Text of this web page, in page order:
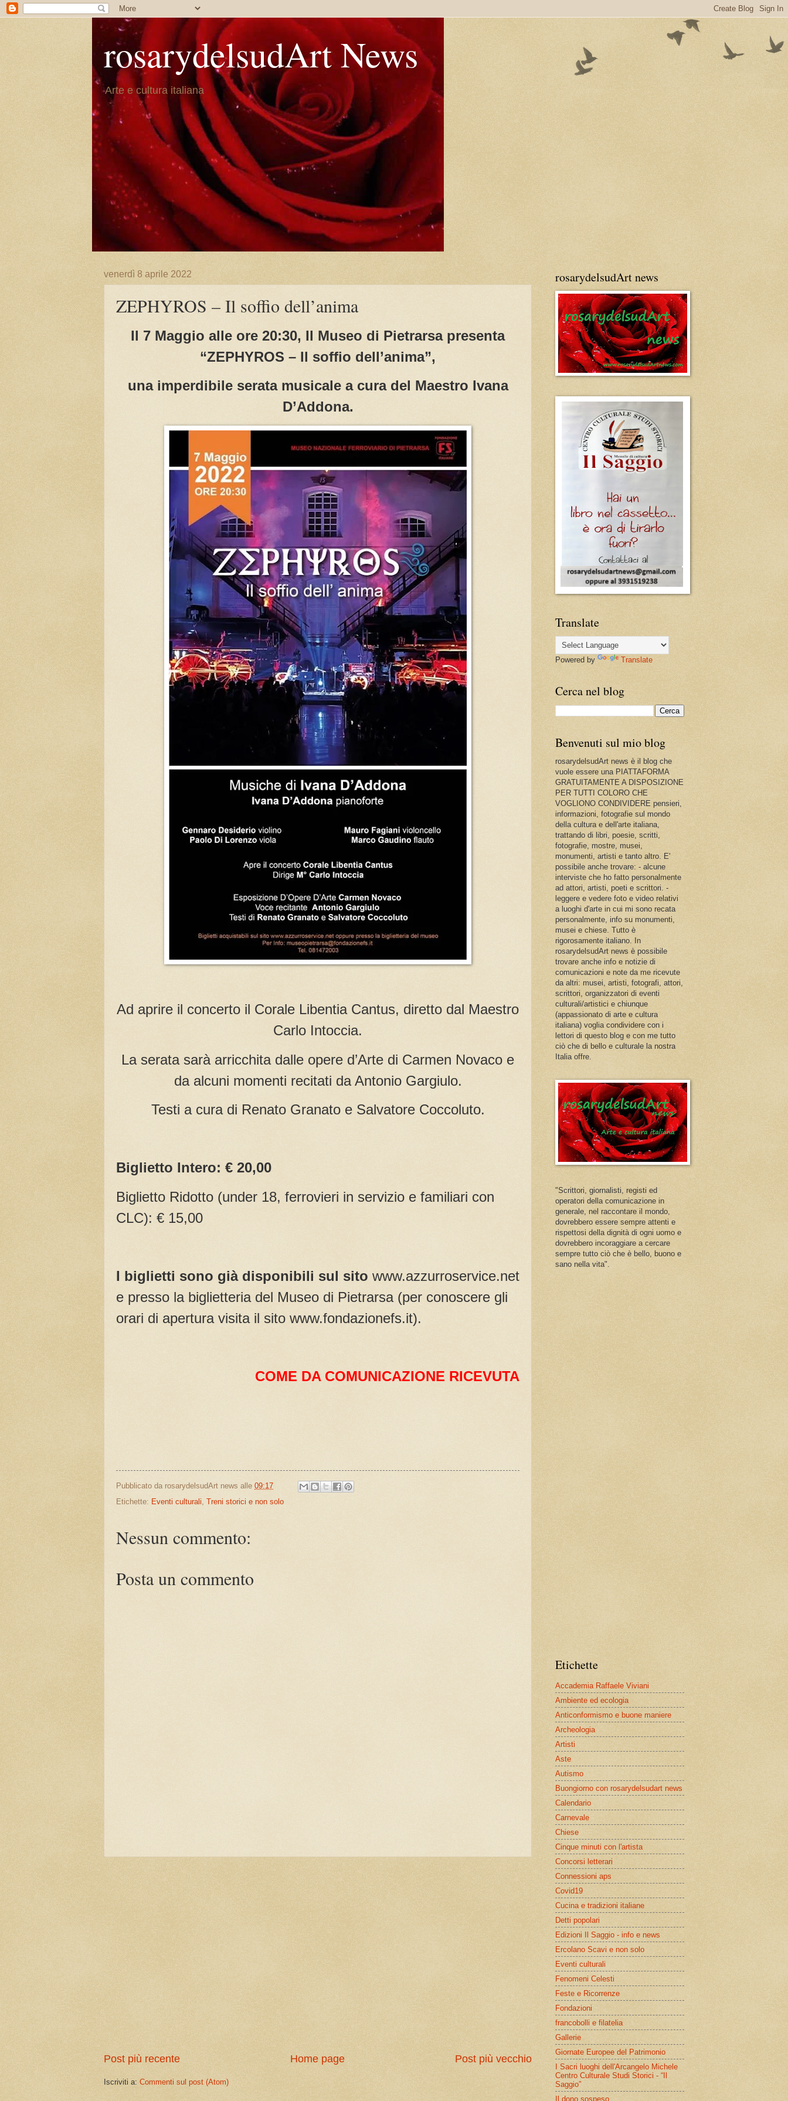
rosarydelsudArt News
Arte e cultura italiana
venerdì 8 aprile 2022
ZEPHYROS – Il soffio dell’anima
Il 7 Maggio alle ore 20:30, Il Museo di Pietrarsa presenta
“ZEPHYROS – Il soffio dell’anima”,
una imperdibile serata musicale a cura del Maestro Ivana
D’Addona.
Ad aprire il concerto il Corale Libentia Cantus, diretto dal Maestro
Carlo Intoccia.
La serata sarà arricchita dalle opere d’Arte di Carmen Novaco e
da alcuni momenti recitati da Antonio Gargiulo.
Testi a cura di Renato Granato e Salvatore Coccoluto.
Biglietto Intero: € 20,00
Biglietto Ridotto (under 18, ferrovieri in servizio e familiari con
CLC): € 15,00
I biglietti sono già disponibili sul sito www.azzurroservice.net
e presso la biglietteria del Museo di Pietrarsa (per conoscere gli
orari di apertura visita il sito www.fondazionefs.it).
COME DA COMUNICAZIONE RICEVUTA
Pubblicato da rosarydelsudArt news alle 09:17
Etichette: Eventi culturali Treni storici e non solo
Nessun commento:
Posta un commento
Post più recente Post più vecchio
Home page
Iscriviti a: Commenti sul post (Atom)
rosarydelsudArt news
Translate
Powered by Translate
Cerca nel blog
Benvenuti sul mio blog
rosarydelsudArt news è il blog che
vuole essere una PIATTAFORMA
GRATUITAMENTE A DISPOSIZIONE
PER TUTTI COLORO CHE
VOGLIONO CONDIVIDERE pensieri,
informazioni, fotografie sul mondo
della cultura e dell'arte italiana,
trattando di libri, poesie, scritti,
fotografie, mostre, musei,
monumenti, artisti e tanto altro. E'
possibile anche trovare: - alcune
interviste che ho fatto personalmente
ad attori, artisti, poeti e scrittori. -
leggere e vedere foto e video relativi
a luoghi d'arte in cui mi sono recata
personalmente, info su monumenti,
musei e chiese. Tutto è
rigorosamente italiano. In
rosarydelsudArt news è possibile
trovare anche info e notizie di
comunicazioni e note da me ricevute
da altri: musei, artisti, fotografi, attori,
scrittori, organizzatori di eventi
culturali/artistici e chiunque
(appassionato di arte e cultura
italiana) voglia condividere con i
lettori di questo blog e con me tutto
ciò che di bello e culturale la nostra
Italia offre.
"Scrittori, giornalisti, registi ed
operatori della comunicazione in
generale, nel raccontare il mondo,
dovrebbero essere sempre attenti e
rispettosi della dignità di ogni uomo e
dovrebbero incoraggiare a cercare
sempre tutto ciò che è bello, buono e
sano nella vita".
Etichette
Accademia Raffaele Viviani
Ambiente ed ecologia
Anticonformismo e buone maniere
Archeologia
Artisti
Aste
Autismo
Buongiorno con rosarydelsudart news
Calendario
Carnevale
Chiese
Cinque minuti con l'artista
Concorsi letterari
Connessioni aps
Covid19
Cucina e tradizioni italiane
Detti popolari
Edizioni Il Saggio - info e news
Ercolano Scavi e non solo
Eventi culturali
Fenomeni Celesti
Feste e Ricorrenze
Fondazioni
francobolli e filatelia
Gallerie
Giornate Europee del Patrimonio
I Sacri luoghi dell'Arcangelo Michele
Centro Culturale Studi Storici - “Il
Saggio”
Il dono sospeso